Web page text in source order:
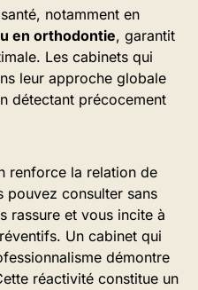
notamment en
en orthodontie, garantit
Les cabinets qui
leur approche globale
détectant précocement
renforce la relation de
pouvez consulter sans
rassure et vous incite à
Un cabinet qui
démontre
réactivité constitue un